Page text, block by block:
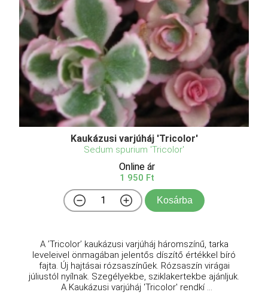
Kaukázusi varjúháj 'Tricolor'
Sedum spurium 'Tricolor'
Online ár
1 950 Ft
Kosárba
A ’Tricolor’ kaukázusi varjúháj háromszínű, tarka
leveleivel önmagában jelentős díszítő értékkel bíró
fajta. Új hajtásai rózsaszínűek. Rózsaszín virágai
júliustól nyílnak. Szegélyekbe, sziklakertekbe ajánljuk.
A Kaukázusi varjúháj 'Tricolor' rendkí ...